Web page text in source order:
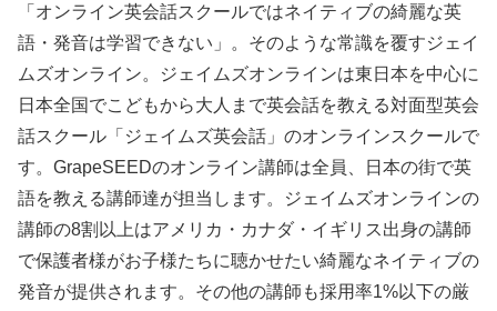
「オンライン英会話スクールではネイティブの綺麗な英
語・発音は学習できない」。そのような常識を覆すジェイ
ムズオンライン。ジェイムズオンラインは東日本を中心に
日本全国でこどもから大人まで英会話を教える対面型英会
話スクール「ジェイムズ英会話」のオンラインスクールで
す。GrapeSEEDのオンライン講師は全員、日本の街で英
語を教える講師達が担当します。ジェイムズオンラインの
講師の8割以上はアメリカ・カナダ・イギリス出身の講師
で保護者様がお子様たちに聴かせたい綺麗なネイティブの
発音が提供されます。その他の講師も採用率1%以下の厳